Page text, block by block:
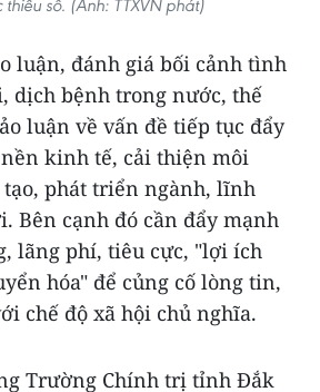
số. (Ảnh: TTXVN phát)
luận, đánh giá bối cảnh tình
dịch bệnh trong nước, thế
luận về vấn đề tiếp tục đẩy
kinh tế, cải thiện môi
phát triển ngành, lĩnh
Bên cạnh đó cần đẩy mạnh
lãng phí, tiêu cực, "lợi ích
hóa" để củng cố lòng tin,
chế độ xã hội chủ nghĩa.
Trường Chính trị tỉnh Đắk